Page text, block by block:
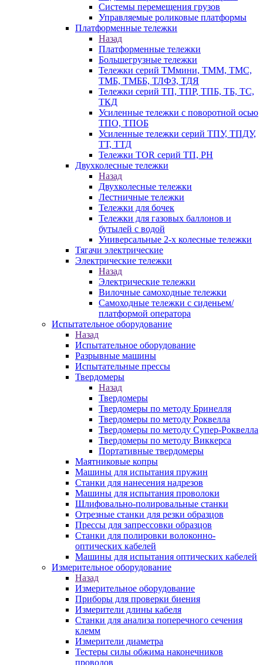
Системы перемещения грузов
Управляемые роликовые платформы
Платформенные тележки
Назад
Платформенные тележки
Большегрузные тележки
Тележки серий ТМмини, ТММ, ТМС,
ТМБ, ТМББ, ТЛФЗ, ТДЯ
Тележки серий ТП, ТПР, ТПБ, ТБ, ТС,
ТКД
Усиленные тележки с поворотной осью
ТПО, ТПОБ
Усиленные тележки серий ТПУ, ТПДУ,
ТТ, ТТД
Тележки TOR серий ТП, PH
Двухколесные тележки
Назад
Двухколесные тележки
Лестничные тележки
Тележки для бочек
Тележки для газовых баллонов и
бутылей с водой
Универсальные 2-х колесные тележки
Тягачи электрические
Электрические тележки
Назад
Электрические тележки
Вилочные самоходные тележки
Самоходные тележки с сиденьем/
платформой оператора
Испытательное оборудование
Назад
Испытательное оборудование
Разрывные машины
Испытательные прессы
Твердомеры
Назад
Твердомеры
Твердомеры по методу Бринелля
Твердомеры по методу Роквелла
Твердомеры по методу Супер-Роквелла
Твердомеры по методу Виккерса
Портативные твердомеры
Маятниковые копры
Машины для испытания пружин
Станки для нанесения надрезов
Машины для испытания проволоки
Шлифовально-полировальные станки
Отрезные станки для резки образцов
Прессы для запрессовки образцов
Станки для полировки волоконно-
оптических кабелей
Машины для испытания оптических кабелей
Измерительное оборудование
Назад
Измерительное оборудование
Приборы для проверки биения
Измерители длины кабеля
Станки для анализа поперечного сечения
клемм
Измерители диаметра
Тестеры силы обжима наконечников
проводов